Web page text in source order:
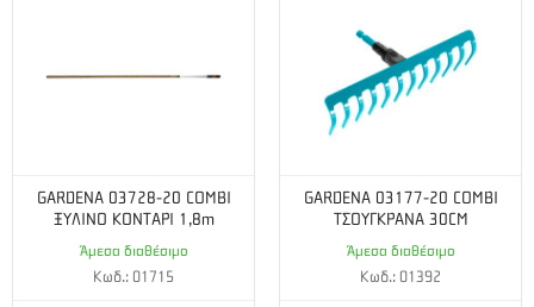
GARDENA 03728-20 COMBI
ΞΥΛΙΝΟ ΚΟΝΤΑΡΙ 1,8m
Άμεσα διαθέσιμο
Κωδ.: 01715
GARDENA 03177-20 COMBI
ΤΣΟΥΓΚΡΑΝΑ 30CM
Άμεσα διαθέσιμο
Κωδ.: 01392